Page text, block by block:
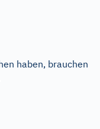
haben, brauchen